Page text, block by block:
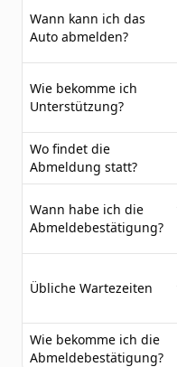
Wann kann ich das
Auto abmelden?
Wie bekomme ich
Unterstützung?
Wo findet die
Abmeldung statt?
Wann habe ich die
Abmeldebestätigung?
Übliche Wartezeiten
Wie bekomme ich die
Abmeldebestätigung?